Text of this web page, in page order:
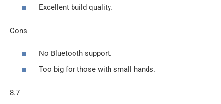
Excellent build quality.
Cons
No Bluetooth support.
Too big for those with small hands.
8.7